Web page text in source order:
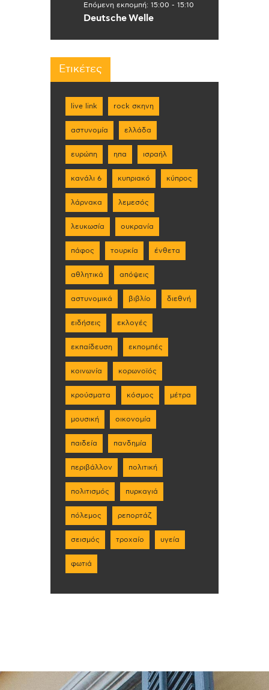
Επόμενη εκπομπή: 15:00 - 15:10
Deutsche Welle
Ετικέτες
live link rock σκηνη
αστυνομία ελλάδα
ευρώπη ηπα ισραήλ
κανάλι 6 κυπριακό κύπρος
λάρνακα λεμεσός
λευκωσία ουκρανία
πάφος τουρκία ένθετα
αθλητικά απόψεις
αστυνομικά βιβλίο διεθνή
ειδήσεις εκλογές
εκπαίδευση εκπομπές
κοινωνία κορωνοϊός
κρούσματα κόσμος μέτρα
μουσική οικονομία
παιδεία πανδημία
περιβάλλον πολιτική
πολιτισμός πυρκαγιά
πόλεμος ρεπορτάζ
σεισμός τροχαίο υγεία
φωτιά